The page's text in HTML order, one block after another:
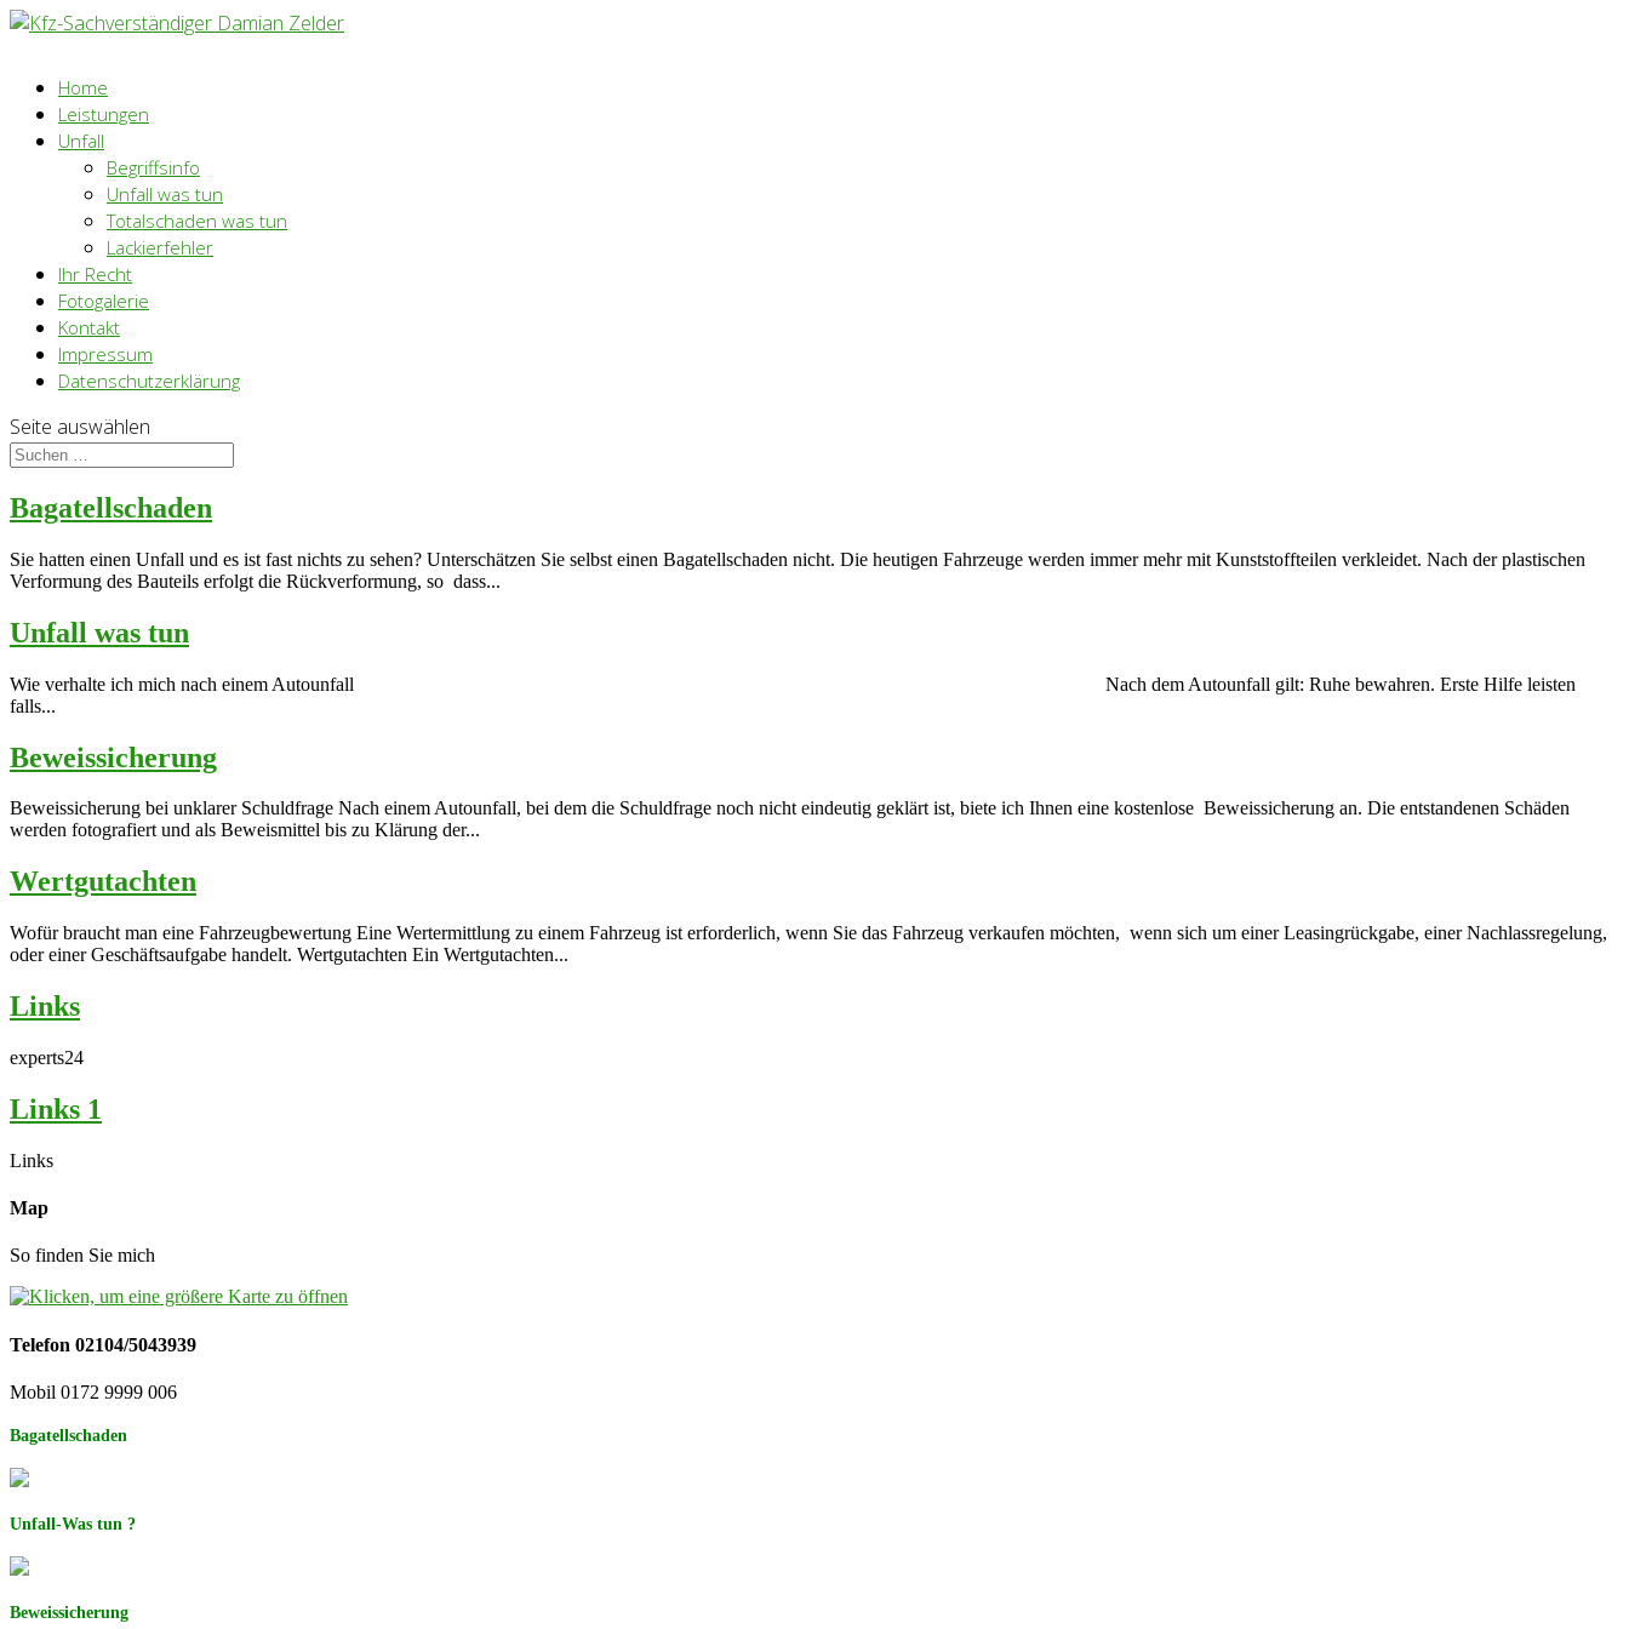
Home
Leistungen
Unfall
Begriffsinfo
Unfall was tun
Totalschaden was tun
Lackierfehler
Ihr Recht
Fotogalerie
Kontakt
Impressum
Datenschutzerklärung
Seite auswählen
Bagatellschaden
Sie hatten einen Unfall und es ist fast nichts zu sehen? Unterschätzen Sie selbst einen Bagatellschaden nicht. Die heutigen Fahrzeuge werden immer mehr mit Kunststoffteilen verkleidet. Nach der plastischen
Verformung des Bauteils erfolgt die Rückverformung, so dass...
Unfall was tun
Wie verhalte ich mich nach einem Autounfall Nach dem Autounfall gilt: Ruhe bewahren. Erste Hilfe leisten
falls...
Beweissicherung
Beweissicherung bei unklarer Schuldfrage Nach einem Autounfall, bei dem die Schuldfrage noch nicht eindeutig geklärt ist, biete ich Ihnen eine kostenlose Beweissicherung an. Die entstandenen Schäden
werden fotografiert und als Beweismittel bis zu Klärung der...
Wertgutachten
Wofür braucht man eine Fahrzeugbewertung Eine Wertermittlung zu einem Fahrzeug ist erforderlich, wenn Sie das Fahrzeug verkaufen möchten, wenn sich um einer Leasingrückgabe, einer Nachlassregelung,
oder einer Geschäftsaufgabe handelt. Wertgutachten Ein Wertgutachten...
Links
experts24
Links 1
Links
Map
So finden Sie mich
Telefon 02104/5043939
Mobil 0172 9999 006
Bagatellschaden
Unfall-Was tun ?
Beweissicherung